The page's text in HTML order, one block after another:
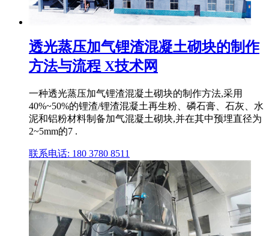
透光蒸压加气锂渣混凝土砌块的制作
方法与流程 X技术网
一种透光蒸压加气锂渣混凝土砌块的制作方法,采用
40%~50%的锂渣/锂渣混凝土再生粉、磷石膏、石灰、水
泥和铝粉材料制备加气混凝土砌块,并在其中预埋直径为
2~5mm的7 .
联系电话: 180 3780 8511